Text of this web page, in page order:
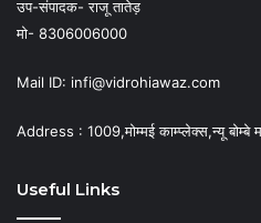
उप-संपादक- राजू तातेड़
मो- 8306006000
Mail ID: infi@vidrohiawaz.com
Address : 1009,मोम्मई काम्प्लेक्स,न्यू
Useful Links